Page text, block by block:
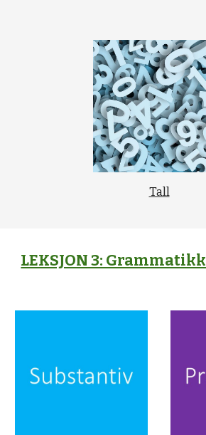
Tall
LEKSJON 3: Grammatikk